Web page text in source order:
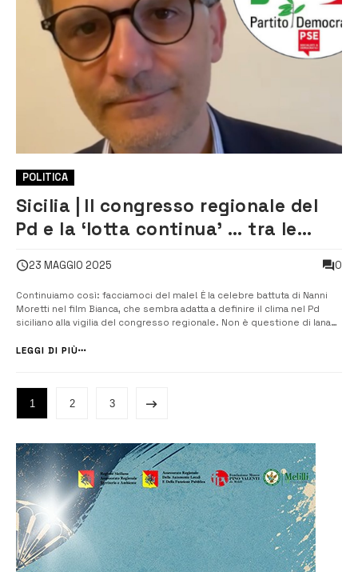
POLITICA
Sicilia | Il congresso regionale del
Pd e la ‘lotta continua’ … tra le
23 MAGGIO 2025 0
Continuiamo così: facciamoci del male! È la celebre battuta di Nanni
Moretti nel film Bianca, che sembra adatta a definire il clima nel Pd
siciliano alla vigilia del congresso regionale. Non è questione di lana
combattuta a colpi di ricorsi e dichiarazioni, che […]
LEGGI DI PIÙ
1 2 3